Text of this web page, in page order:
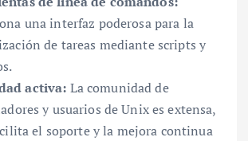
una interfaz poderosa para la
de tareas mediante scripts y
activa: La comunidad de
y usuarios de Unix es extensa,
el soporte y la mejora continua